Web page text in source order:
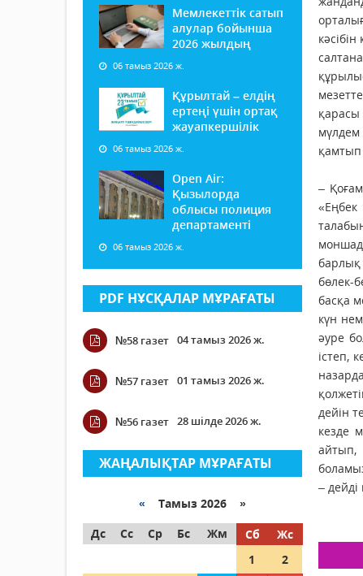
Мемлекеттік сатып
алулар бойынша
2026 жылдың
06 тамыз 2026 ж.
Құрылтай – елдің
ертеңі үшін ортақ
жауапкершілік
06 тамыз 2026 ж.
Open Air:
Қызылорда
облысы полиция
департаменті
06 тамыз 2026 ж.
PDF НҰСҚАЛАР МҰРАҒАТЫ
№58 газет 04 тамыз 2026 ж.
№57 газет 01 тамыз 2026 ж.
№56 газет 28 шілде 2026 ж.
ЖАҢАЛЫҚТАР МҰРАҒАТЫ
« Тамыз 2026 »
Дс
Сс Ср Бс Жм Сб
Жс
1
2
–
«Еңбек
бөлек-
басқа
күн
әуре
істеп,
дейін
кезде
айтып,
– дейді